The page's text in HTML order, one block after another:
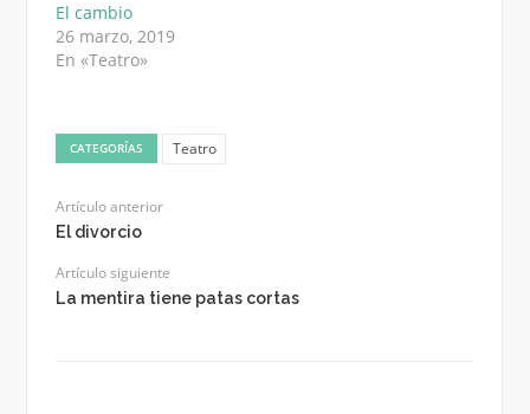
El cambio
26 marzo, 2019
En «Teatro»
CATEGORÍAS Teatro
Artículo anterior
El divorcio
Artículo siguiente
La mentira tiene patas cortas